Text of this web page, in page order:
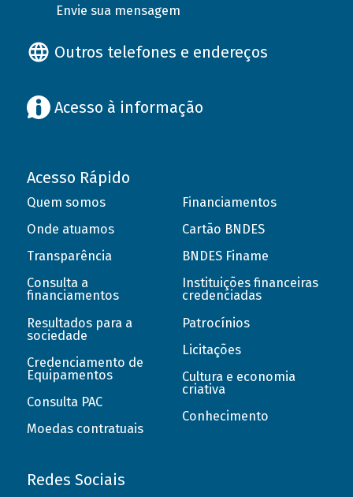
Envie sua mensagem
Outros telefones e endereços
Acesso à informação
Acesso Rápido
Quem somos
Onde atuamos
Transparência
Consulta a
financiamentos
Resultados para a
sociedade
Credenciamento de
Equipamentos
Consulta PAC
Moedas contratuais
Financiamentos
Cartão BNDES
BNDES Finame
Instituições financeiras
credenciadas
Patrocínios
Licitações
Cultura e economia
criativa
Conhecimento
Redes Sociais